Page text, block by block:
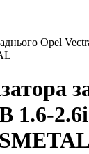
Opel
1.6-